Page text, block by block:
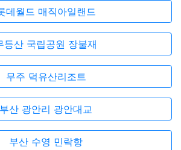
데월드 매직아일랜드
등산 국립공원 장불재
무주 덕유산리조트
부산 광안리 광안대교
부산 수영 민락항